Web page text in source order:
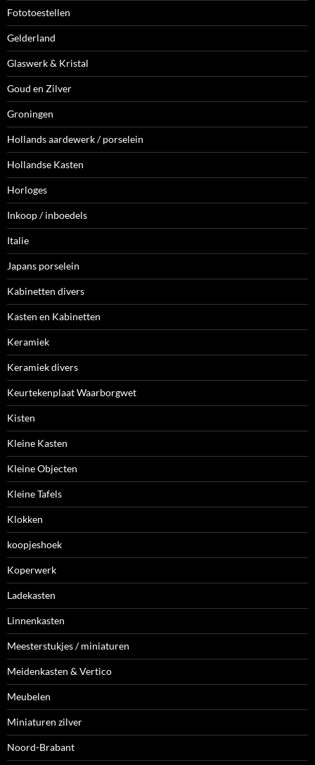
Fototoestellen
Gelderland
Glaswerk & Kristal
Goud en Zilver
Groningen
Hollands aardewerk / porselein
Hollandse Kasten
Horloges
Inkoop / inboedels
Italie
Japans porselein
Kabinetten divers
Kasten en Kabinetten
Keramiek
Keramiek divers
Keurtekenplaat Waarborgwet
Kisten
Kleine Kasten
Kleine Objecten
Kleine Tafels
Klokken
koopjeshoek
Koperwerk
Ladekasten
Linnenkasten
Meesterstukjes / miniaturen
Meidenkasten & Vertico
Meubelen
Miniaturen zilver
Noord-Brabant